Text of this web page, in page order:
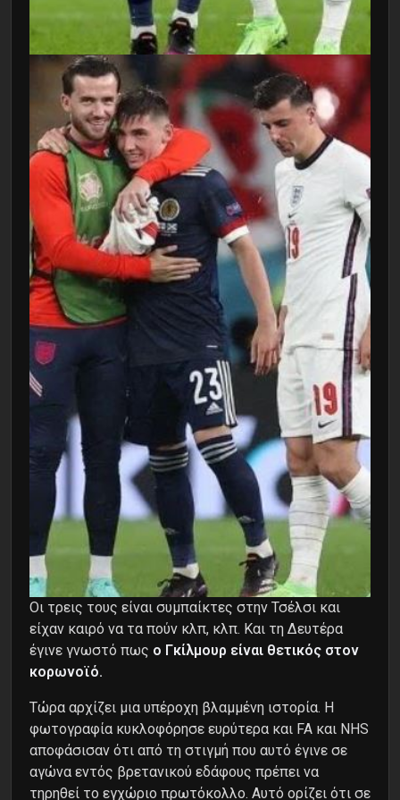
Oι τρεις τους είναι συμπαίκτες στην Τσέλσι και
είχαν καιρό να τα πούν κλπ, κλπ. Kαι τη Δευτέρα
έγινε γνωστό πως ο Γκίλμουρ είναι θετικός στον
κορωνοϊό.
Τώρα αρχίζει μια υπέροχη βλαμμένη ιστορία. Η
φωτογραφία κυκλοφόρησε ευρύτερα και FA και NHS
αποφάσισαν ότι από τη στιγμή που αυτό έγινε σε
αγώνα εντός βρετανικού εδάφους πρέπει να
τηρηθεί το εγχώριο πρωτόκολλο. Αυτό ορίζει ότι σε